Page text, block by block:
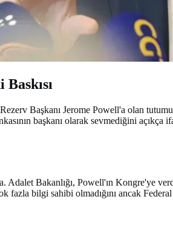
Başkanı Jerome Powell'a olan
başkanı olarak sevmediğini
Adalet Bakanlığı, Powell'ın Kongre'ye
fazla bilgi sahibi olmadığını ancak